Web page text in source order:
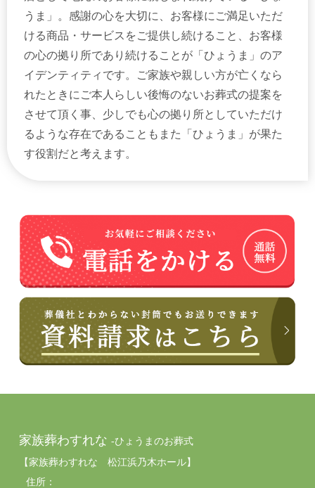
うま」。感謝の心を大切に、お客様にご満足いただ
ける商品・サービスをご提供し続けること、お客様
の心の拠り所であり続けることが「ひょうま」のア
イデンティティです。ご家族や親しい方が亡くなら
れたときにご本人らしい後悔のないお葬式の提案を
させて頂く事、少しでも心の拠り所としていただけ
るような存在であることもまた「ひょうま」が果た
す役割だと考えます。
家族葬わすれな -ひょうまのお葬式
【家族葬わすれな 松江浜乃木ホール】
住所：